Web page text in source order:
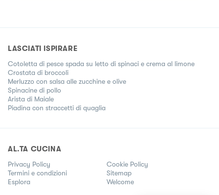
LASCIATI ISPIRARE
Cotoletta di pesce spada su letto di spinaci e crema al limone
Crostata di broccoli
Merluzzo con salsa alle zucchine e olive
Spinacine di pollo
Arista di Maiale
Piadina con straccetti di quaglia
AL.TA CUCINA
Privacy Policy
Cookie Policy
Termini e condizioni
Sitemap
Esplora
Welcome